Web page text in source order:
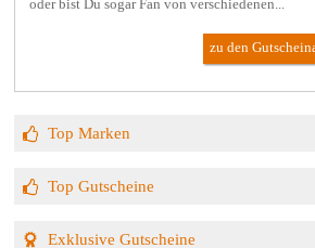
oder bist Du sogar Fan von verschiedenen...
zu den
Top Marken
Top Gutscheine
Exklusive Gutscheine